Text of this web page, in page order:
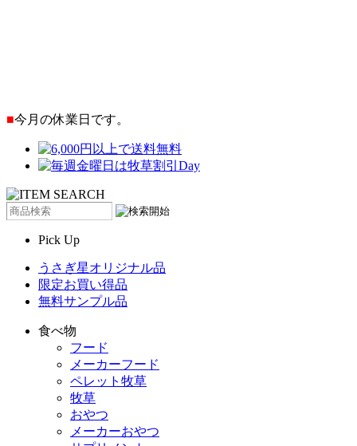
■今月の休業日です。
Pick Up
うさぎ星オリジナル品
限定お買い得品
無料サンプル品
食べ物
フード
メーカーフード
ペレット牧草
牧草
おやつ
メーカーおやつ